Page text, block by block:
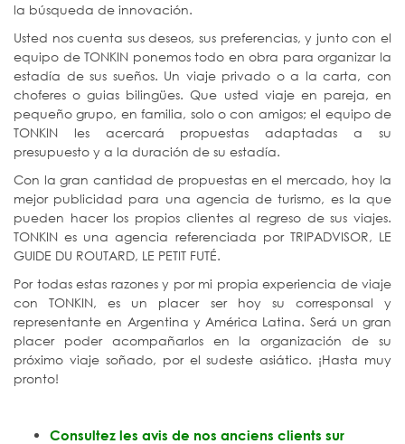
la búsqueda de innovación.
Usted nos cuenta sus deseos, sus preferencias, y junto con el
equipo de TONKIN ponemos todo en obra para organizar la
estadía de sus sueños. Un viaje privado o a la carta, con
choferes o guias bilingües. Que usted viaje en pareja, en
pequeño grupo, en familia, solo o con amigos; el equipo de
TONKIN les acercará propuestas adaptadas a su
presupuesto y a la duración de su estadía.
Con la gran cantidad de propuestas en el mercado, hoy la
mejor publicidad para una agencia de turismo, es la que
pueden hacer los propios clientes al regreso de sus viajes.
TONKIN es una agencia referenciada por TRIPADVISOR, LE
GUIDE DU ROUTARD, LE PETIT FUTÉ.
Por todas estas razones y por mi propia experiencia de viaje
con TONKIN, es un placer ser hoy su corresponsal y
representante en Argentina y América Latina. Será un gran
placer poder acompañarlos en la organización de su
próximo viaje soñado, por el sudeste asiático. ¡Hasta muy
pronto!
Consultez les avis de nos anciens clients sur